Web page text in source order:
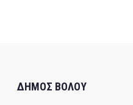
ΔΗΜΟΣ ΒΟΛΟΥ